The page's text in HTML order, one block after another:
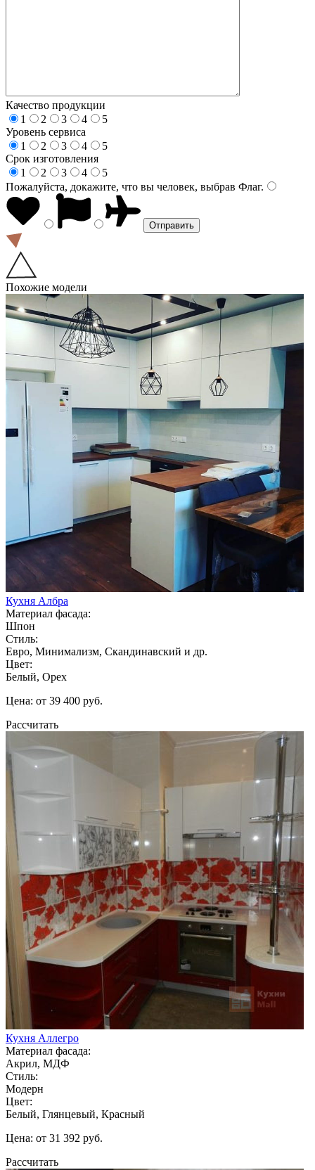
Качество продукции
1
2 3 4
5
Уровень сервиса
1
2 3 4
5
Срок изготовления
1
2 3 4
5
Пожалуйста, докажите, что вы человек, выбрав Флаг.
Похожие модели
Кухня Албра
Материал фасада:
Шпон
Стиль:
Евро, Минимализм, Скандинавский и др.
Цвет:
Белый, Орех
Цена: от 39 400 руб.
Рассчитать
Кухня Аллегро
Материал фасада:
Акрил, МДФ
Стиль:
Модерн
Цвет:
Белый, Глянцевый, Красный
Цена: от 31 392 руб.
Рассчитать